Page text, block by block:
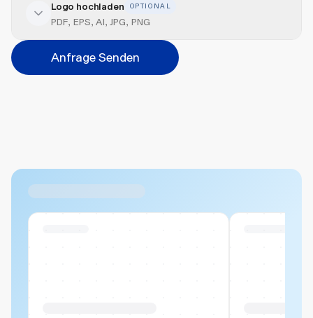
Veredelung hinzufügen
Veredelungsart
Logo hochladen OPTIONAL
PDF, EPS, AI, JPG, PNG
Anfrage Senden